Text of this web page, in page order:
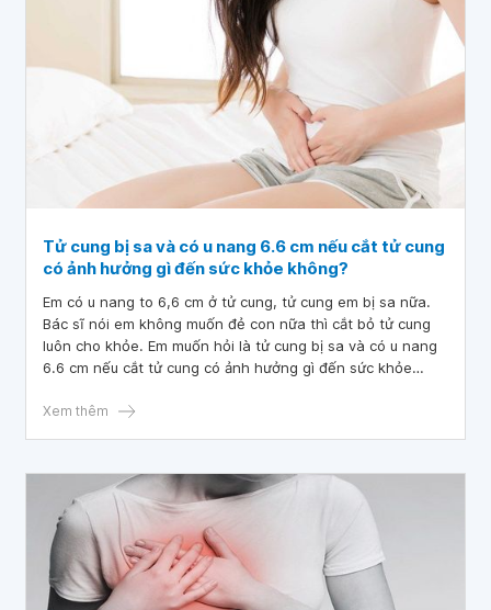
Tử cung bị sa và có u nang 6.6 cm nếu cắt tử cung
có ảnh hưởng gì đến sức khỏe không?
Em có u nang to 6,6 cm ở tử cung, tử cung em bị sa nữa.
Bác sĩ nói em không muốn đẻ con nữa thì cắt bỏ tử cung
luôn cho khỏe. Em muốn hỏi là tử cung bị sa và có u nang
6.6 cm nếu cắt tử cung có ảnh hưởng gì đến sức khỏe
Xem thêm